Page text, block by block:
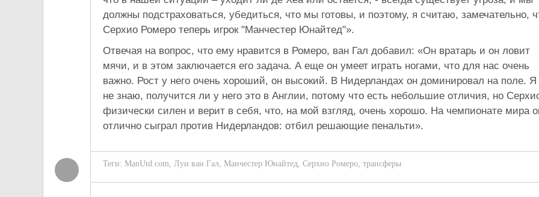
должны подстраховаться, убедиться, что мы готовы, и поэтому, я считаю, замечательно,
Серхио Ромеро теперь игрок "Манчестер Юнайтед"».
Отвечая на вопрос, что ему нравится в Ромеро, ван Гал добавил: «Он вратарь и он ловит
мячи, и в этом заключается его задача. А еще он умеет играть ногами, что для нас очень
важно. Рост у него очень хороший, он высокий. В Нидерландах он доминировал на поле. Я
не знаю, получится ли у него это в Англии, потому что есть небольшие отличия, но
физически силен и верит в себя, что, на мой взгляд, очень хорошо. На чемпионате мира
отлично сыграл против Нидерландов: отбил решающие пенальти».
Теги: ManUtd.com, Луи ван Гал, Манчестер Юнайтед, Серхио Ромеро, трансферы